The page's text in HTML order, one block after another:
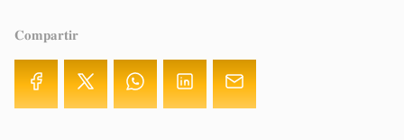
𝐂𝐨𝐦𝐩𝐚𝐫𝐭𝐢𝐫